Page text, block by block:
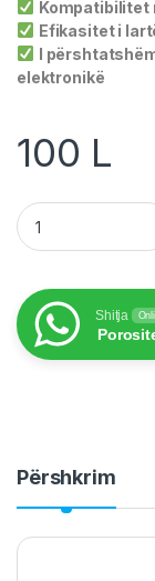
Kompatibilitet
Efikasitet i
I
elektronikë
100 L
Converter Bi-
Shitja
Përshkrim